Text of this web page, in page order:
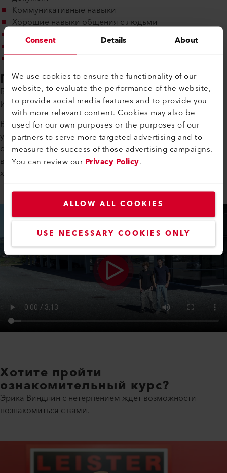
Consent Details About
We use cookies to ensure the functionality of our
website, to evaluate the performance of the website,
to provide social media features and to provide you
with more relevant content. Cookies may also be
used for our own purposes or the purposes of our
partners to serve more targeted advertising and to
measure the success of those advertising campaigns.
You can review ourPrivacy Policy.
ALLOW ALL COOKIES
USE NECESSARY COOKIES ONLY
Коммуникативные навыки
Хорошие навыки общения с людьми
Способность работать в команде
Сетевое мышление
Технические навыки
Продолжительность обучения
Базовая профессиональная подготовка специалиста по
ИКТ EFZ длится три года.
Ваша программа обучения будет адаптирована к
учебному плану школы, чтобы вы могли идеально
сочетать теорию и практику. По окончании стажировки
вы будете хорошо подготовлены к рынку труда, получив
хорошее образование.
Хотите пройти
ознакомительный курс?
Эрика Виндлин с нетерпением ждет возможности
познакомиться с вами.